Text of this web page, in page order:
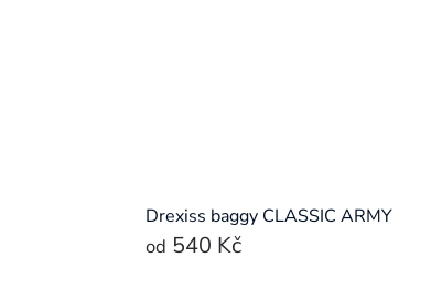
Drexiss baggy CLASSIC ARMY
od 540 Kč